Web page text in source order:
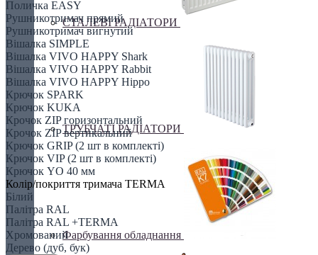
СТАЛЕВІ РАДІАТОРИ
ТРУБЧАТІ РАДІАТОРИ
Фарбування обладнання
Поличка EASY
Рушникотримач прямий
Рушникотримач вигнутий
Вішалка SIMPLE
Вішалка VIVO HAPPY Shark
Вішалка VIVO HAPPY Rabbit
Вішалка VIVO HAPPY Hippo
Крючок SPARK
Крючок KUKA
Крочок ZIP горизонтальний
Крочок ZIP вертикальний
Крючок GRIP (2 шт в комплекті)
Крючок VIP (2 шт в комплекті)
Крючок YO 40 мм
Колір/покриття тримача TERMA
Білий
Палітра RAL
Палітра RAL +TERMA
Хромований
Дерево (дуб, бук)